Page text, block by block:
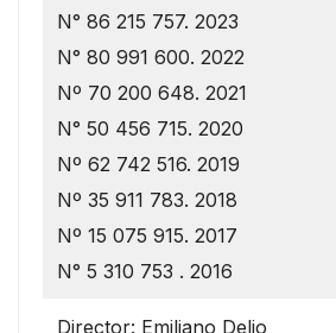
N° 86 215 757. 2023
N° 80 991 600. 2022
Nº 70 200 648. 2021
N° 50 456 715. 2020
Nº 62 742 516. 2019
Nº 35 911 783. 2018
Nº 15 075 915. 2017
N° 5 310 753 . 2016
Director: Emiliano Delio